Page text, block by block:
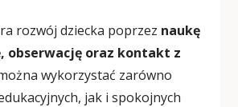
rozwój dziecka poprzez naukę
obserwację oraz kontakt z
wykorzystać zarówno
jak i spokojnych